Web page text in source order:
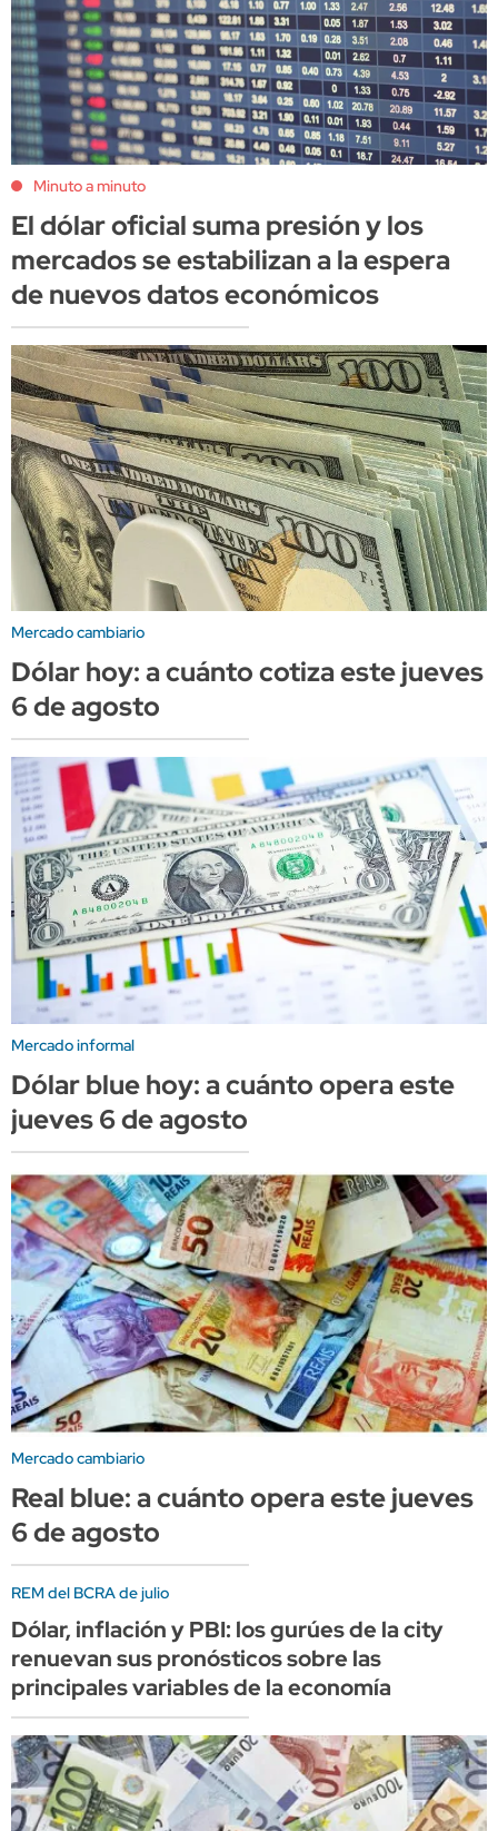
Minuto a minuto
El dólar oficial suma presión y los
mercados se estabilizan a la espera
de nuevos datos económicos
Mercado cambiario
Dólar hoy: a cuánto cotiza este jueves
6 de agosto
Mercado informal
Dólar blue hoy: a cuánto opera este
jueves 6 de agosto
Mercado cambiario
Real blue: a cuánto opera este jueves
6 de agosto
REM del BCRA de julio
Dólar, inflación y PBI: los gurúes de la city
renuevan sus pronósticos sobre las
principales variables de la economía